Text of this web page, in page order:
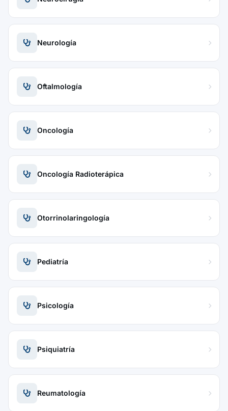
Neurología
Oftalmología
Oncología
Oncología Radioterápica
Otorrinolaringología
Pediatría
Psicología
Psiquiatría
Reumatología